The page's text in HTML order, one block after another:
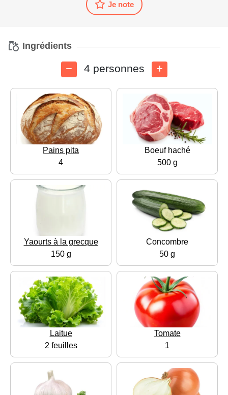
Je note
Ingrédients
4 personnes
Pains pita
4
Boeuf haché
500 g
Yaourts à la grecque
150 g
Concombre
50 g
Laitue
2 feuilles
Tomate
1